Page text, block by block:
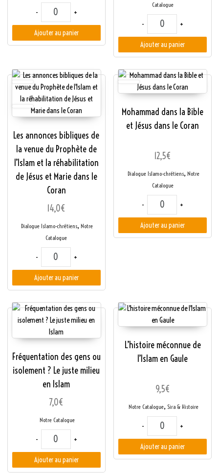
- quantité de Prédestination et Libre Arbitre
+
Ajouter au panier
Catalogue
- quantité de Moïse,
+
Ajouter au panier
Les annonces bibliques de
la venue du Prophète de
l’Islam et la réhabilitation
de Jésus et Marie dans le
Coran
14,0€
Dialogue Islamo-chrétiens, Notre
Catalogue
- quantité de Les annonces bibliques de la venue du Prophète
+
Ajouter au panier
Mohammad dans la Bible
et Jésus dans le Coran
12,5€
Dialogue Islamo-chrétiens, Notre
Catalogue
- quantité de
+
Ajouter au panier
Fréquentation des gens ou
isolement ? Le juste milieu
en Islam
7,0€
Notre Catalogue
- quantité de Fréquentation des gens ou isolement ? Le juste
+
Ajouter au panier
L’histoire méconnue de
l’Islam en Gaule
9,5€
Notre Catalogue, Sira & Histoire
- quantité de L'histoire
+
Ajouter au panier